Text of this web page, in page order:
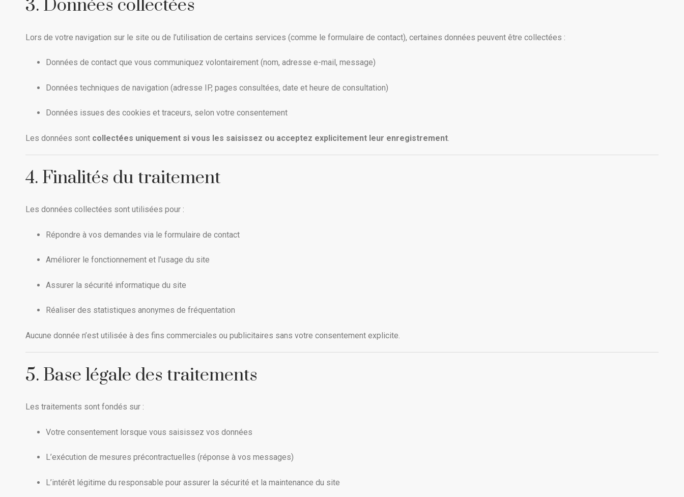
3. Données collectées
Lors de votre navigation sur le site ou de l’utilisation de certains services (comme le formulaire de contact), certaines données peuvent être collectées :
Données de contact que vous communiquez volontairement (nom, adresse e-mail, message)
Données techniques de navigation (adresse IP, pages consultées, date et heure de consultation)
Données issues des cookies et traceurs, selon votre consentement
Les données sont collectées uniquement si vous les saisissez ou acceptez explicitement leur enregistrement
4. Finalités du traitement
Les données collectées sont utilisées pour :
Répondre à vos demandes via le formulaire de contact
Améliorer le fonctionnement et l’usage du site
Assurer la sécurité informatique du site
Réaliser des statistiques anonymes de fréquentation
Aucune donnée n’est utilisée à des fins commerciales ou publicitaires sans votre consentement explicite.
5. Base légale des traitements
Les traitements sont fondés sur :
Votre consentement lorsque vous saisissez vos données
L’exécution de mesures précontractuelles (réponse à vos messages)
L’intérêt légitime du responsable pour assurer la sécurité et la maintenance du site